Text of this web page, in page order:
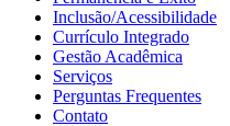
Inclusão/Acessibilidade
Currículo Integrado
Gestão Acadêmica
Serviços
Perguntas Frequentes
Contato